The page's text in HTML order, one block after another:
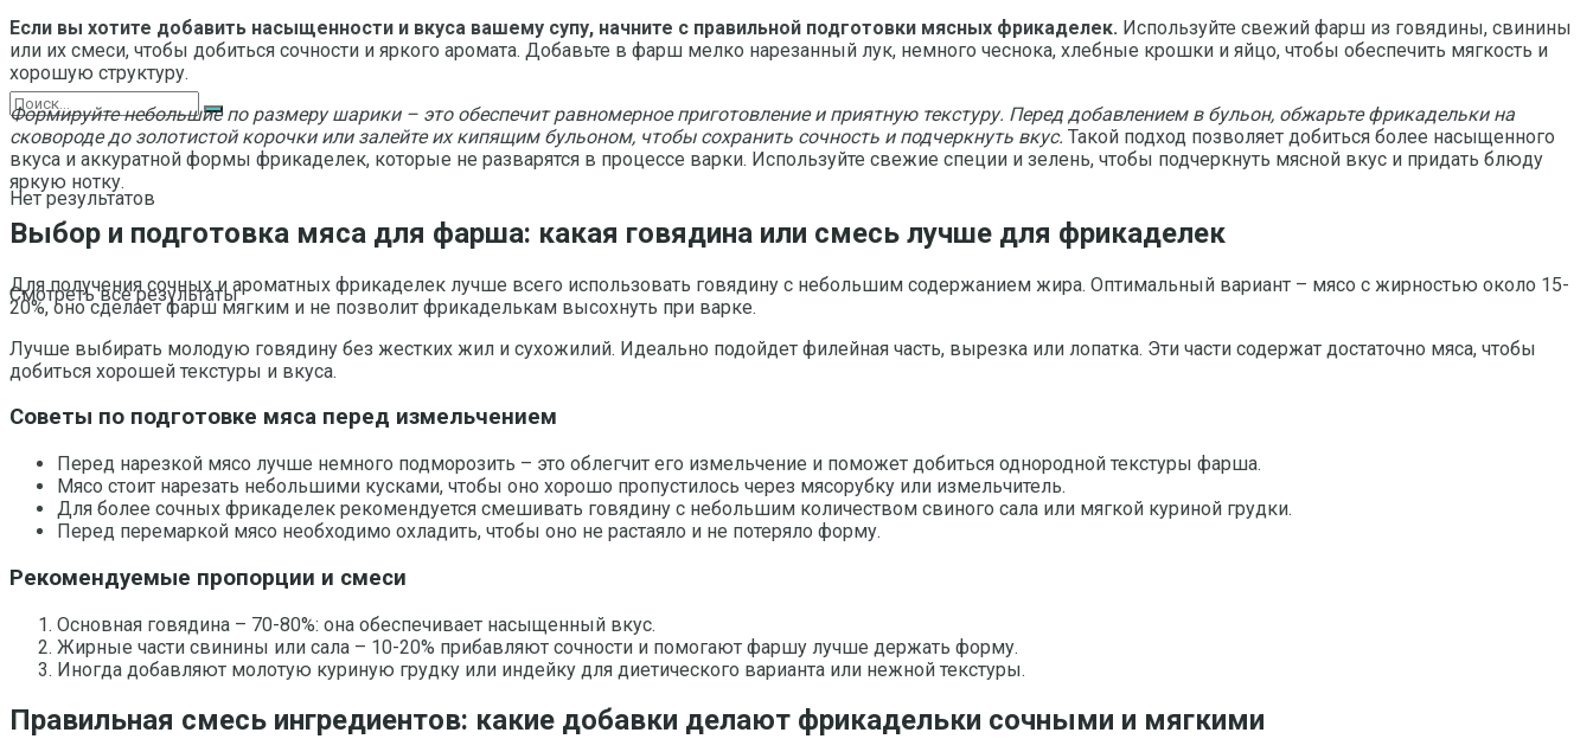
Нет результатов
Смотреть все результаты
Если вы хотите добавить насыщенности и вкуса вашему супу, начните с правильной подготовки мясных фрикаделек. Используйте свежий фарш из говядины, свинины
или их смеси, чтобы добиться сочности и яркого аромата. Добавьте в фарш мелко нарезанный лук, немного чеснока, хлебные крошки и яйцо, чтобы обеспечить мягкость и
хорошую структуру.
Формируйте небольшие по размеру шарики – это обеспечит равномерное приготовление и приятную текстуру. Перед добавлением в бульон, обжарьте фрикадельки на
сковороде до золотистой корочки или залейте их кипящим бульоном, чтобы сохранить сочность и подчеркнуть вкус. Такой подход позволяет добиться более насыщенного
вкуса и аккуратной формы фрикаделек, которые не разварятся в процессе варки. Используйте свежие специи и зелень, чтобы подчеркнуть мясной вкус и придать блюду
яркую нотку.
Выбор и подготовка мяса для фарша: какая говядина или смесь лучше для фрикаделек
Для получения сочных и ароматных фрикаделек лучше всего использовать говядину с небольшим содержанием жира. Оптимальный вариант – мясо с жирностью около 15-
20%, оно сделает фарш мягким и не позволит фрикаделькам высохнуть при варке.
Лучше выбирать молодую говядину без жестких жил и сухожилий. Идеально подойдет филейная часть, вырезка или лопатка. Эти части содержат достаточно мяса, чтобы
добиться хорошей текстуры и вкуса.
Советы по подготовке мяса перед измельчением
Перед нарезкой мясо лучше немного подморозить – это облегчит его измельчение и поможет добиться однородной текстуры фарша.
Мясо стоит нарезать небольшими кусками, чтобы оно хорошо пропустилось через мясорубку или измельчитель.
Для более сочных фрикаделек рекомендуется смешивать говядину с небольшим количеством свиного сала или мягкой куриной грудки.
Перед перемаркой мясо необходимо охладить, чтобы оно не растаяло и не потеряло форму.
Рекомендуемые пропорции и смеси
Основная говядина – 70-80%: она обеспечивает насыщенный вкус.
Жирные части свинины или сала – 10-20% прибавляют сочности и помогают фаршу лучше держать форму.
Иногда добавляют молотую куриную грудку или индейку для диетического варианта или нежной текстуры.
Правильная смесь ингредиентов: какие добавки делают фрикадельки сочными и мягкими